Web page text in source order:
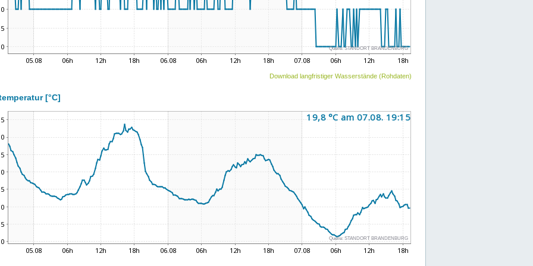
Download langfristiger Wasserstände (Rohdaten)
[°C]